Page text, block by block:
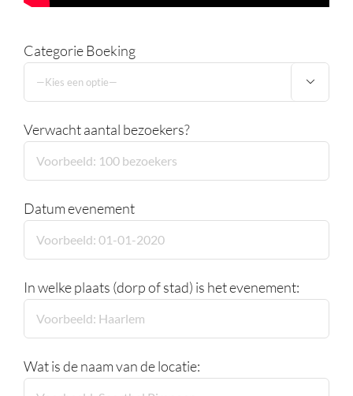
Categorie Boeking

Verwacht aantal bezoekers?
Datum evenement
In welke plaats (dorp of stad) is het evenement:
Wat is de naam van de locatie: